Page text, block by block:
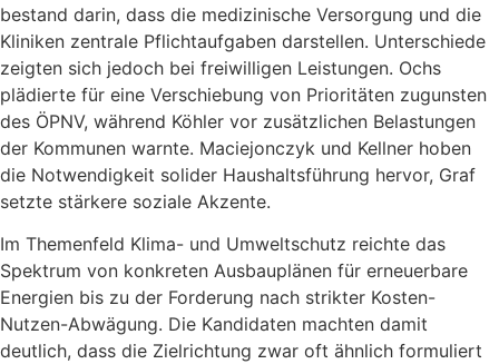
bestand darin, dass die medizinische Versorgung und die
Kliniken zentrale Pflichtaufgaben darstellen. Unterschiede
zeigten sich jedoch bei freiwilligen Leistungen. Ochs
plädierte für eine Verschiebung von Prioritäten zugunsten
des ÖPNV, während Köhler vor zusätzlichen Belastungen
der Kommunen warnte. Maciejonczyk und Kellner hoben
die Notwendigkeit solider Haushaltsführung hervor, Graf
setzte stärkere soziale Akzente.
Im Themenfeld Klima- und Umweltschutz reichte das
Spektrum von konkreten Ausbauplänen für erneuerbare
Energien bis zu der Forderung nach strikter Kosten-
Nutzen-Abwägung. Die Kandidaten machten damit
deutlich, dass die Zielrichtung zwar oft ähnlich formuliert